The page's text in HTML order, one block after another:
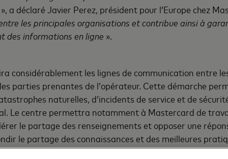
», a déclaré Javier Perez, président pour l’Europe chez
les principales organisations et contribue ainsi à
des informations en ligne ».
considérablement les lignes de communication entre
parties prenantes de l’opérateur. Cette démarche
naturelles, d’incidents de service et de
Le centre permettra notamment à Mastercard de
le partage des renseignements et opposer une
le partage des connaissances et des meilleures